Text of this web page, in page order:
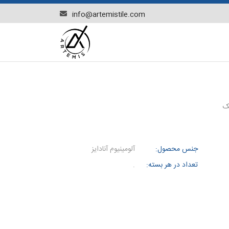
info@artemistile.com
جنس محصول:
آلومینیوم آنادایز
تعداد در هر بسته: .